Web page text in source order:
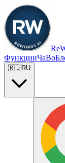
ФункцииЧаВо
🇷🇺RU